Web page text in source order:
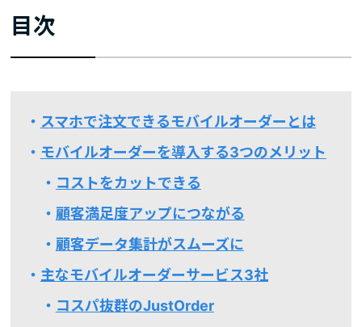
目次
スマホで注文できるモバイルオーダーとは
モバイルオーダーを導入する3つのメリット
コストをカットできる
顧客満足度アップにつながる
顧客データ集計がスムーズに
主なモバイルオーダーサービス3社
コスパ抜群のJustOrder